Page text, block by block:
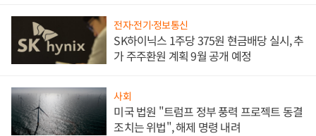
전자·전기·정보통신
SK하이닉스 1주당 375원 현금배당 실시, 추
가 주주환원 계획 9월 공개 예정
사회
미국 법원 "트럼프 정부 풍력 프로젝트 동결
조치는 위법", 해제 명령 내려